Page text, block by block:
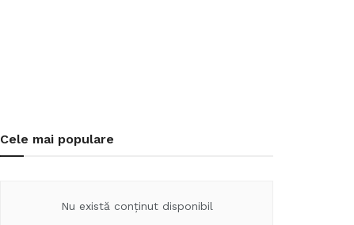
Cele mai populare
Nu există conținut disponibil